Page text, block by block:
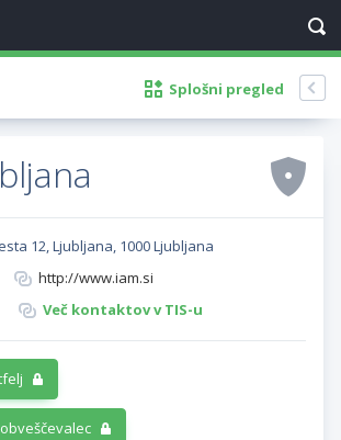
Splošni pregled
12, Ljubljana, 1000 Ljubljana
http://www.iam.si
Več kontaktov v TIS-u